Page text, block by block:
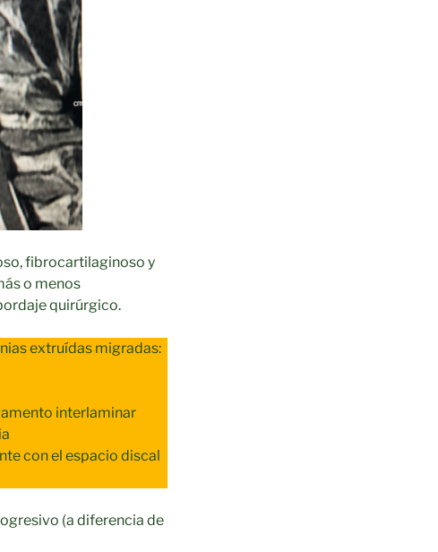
fibrocartilaginoso y
o menos
quirúrgico.
extruídas migradas:
interlaminar
con el espacio discal
(a diferencia de